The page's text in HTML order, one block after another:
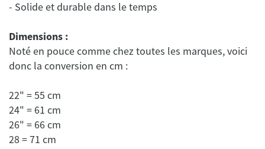
Dimensions :
Noté en pouce comme chez toutes les marques, voici
22" = 55 cm
24" = 61 cm
26" = 66 cm
28 = 71 cm